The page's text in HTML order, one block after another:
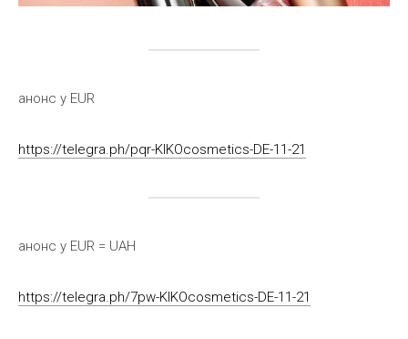
анонс у EUR
https://telegra.ph/pqr-KIKOcosmetics-DE-11-21
анонс у EUR = UAH
https://telegra.ph/7pw-KIKOcosmetics-DE-11-21